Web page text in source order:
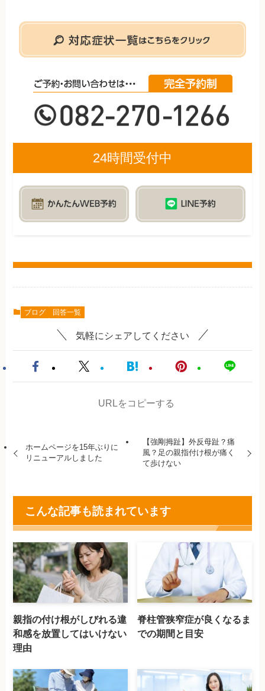
24時間受付中
ブログ 回答一覧
気軽にシェアしてください
URLをコピーする
ホームページを15年ぶりに
リニューアルしました
【強剛拇趾】外反母趾？痛
風？足の親指付け根が痛く
て歩けない
こんな記事も読まれています
親指の付け根がしびれる違
和感を放置してはいけない
理由
脊柱管狭窄症が良くなるま
での期間と目安